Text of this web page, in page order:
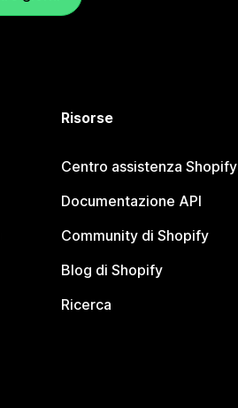
Risorse
Centro assistenza Shopify
Documentazione API
Community di Shopify
Blog di Shopify
Ricerca